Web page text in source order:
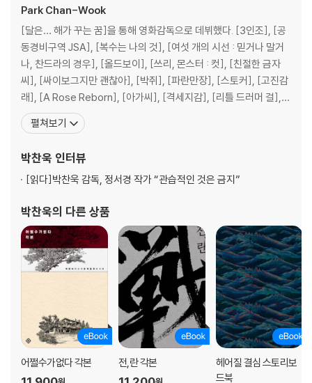
총알에 관해 서부극이 알고 있는 두세 가지 것들 허망한 경주
서부 잔다르크의 수난 자니 기타
뽀빠이, 더 폴리스맨 프렌치 커넥션
개 같은 날의 오후 글로리아
누가 조커를 모함했는가 배트맨
제4의 사나이 토탈 리콜
커스
로프 크루서블
품행 제로 이유 없는 반항
누가 노래하는지 보아라 사랑은 비를 타고
검으나 땅에 희나 백성 얼지 마, 죽지 마, 부활할 거야
나팔 위의 인생 모베터 블루스
오픈 워터 억수탕
킹덤 오브 헬스 로드 투 웰빌
운명―피곤한 죽음 죽음의 카운트다운
사이공의 붉은 장미 영웅본색 3
흐르는 강물처럼 텐 미니츠`─`트럼펫
Park Chan-Wook
[달은… 해가 꾸는 꿈]을 통해 영화감독으로 데뷔했다. [3인조], [공
동경비구역 JSA], [복수는 나의 것], [여섯 개의 시선 : 믿거나 말거
나, 찬드라의 경우], [올드보이], [쓰리, 몬스터 : 컷], [친절한 금자
씨], [싸이보그지만 괜찮아], [박쥐], [파란만장], [스토커], [고진감
래], [A Rose Reborn], [아가씨], [격세지감], [리틀 드러머 걸],
[일장춘몽], [헤어질 결심] 등의 작품을 만들었다. 지은 책으로 『박찬
욱의 몽타주』 『박찬욱의 오마주』 『박쥐 각본』 『아가씨 각본』 『친절한
펼쳐보기
박찬욱 인터뷰
[읽다]박찬욱 감독, 정서경 작가 “관습적인 것은 금지”
박찬욱의 다른 상품
어쩔수가없다 각본 전,란 각본
헤어질 결심 스토리보
드북